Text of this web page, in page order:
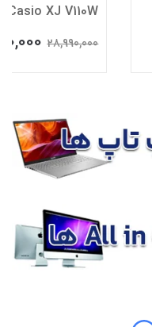
Casio XJ V110W
28,990,000